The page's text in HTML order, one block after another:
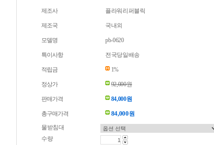
제조사 플라워리퍼블릭
제조국 국내외
모델명 pb-0620
특이사항 전국당일배송
적립금 1%
정상가 92,000원
판매가격 84,000원
총구매가격 84,000원
물받침대
수량